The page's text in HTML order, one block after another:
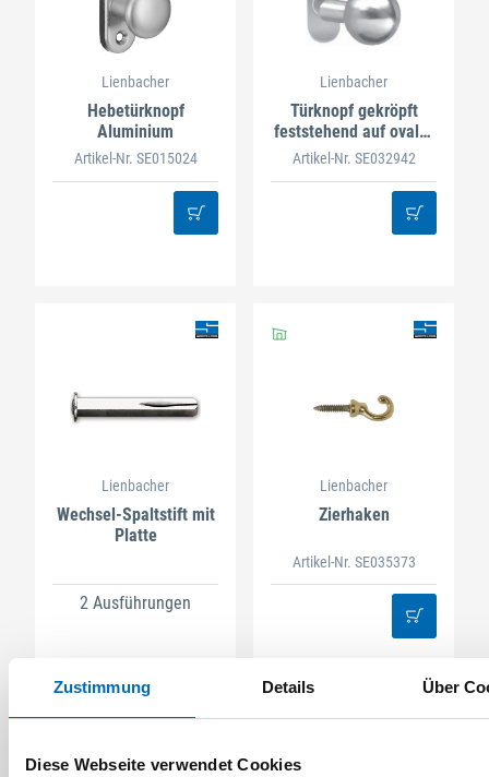
Zustimmung Details Über
Diese Webseite verwendet Cookies
Lienbacher
Hebetürknopf
Aluminium
Artikel-Nr. SE015024
Lienbacher
Türknopf gekröpft
feststehend auf ovaler
Rosette
Artikel-Nr. SE032942
Lienbacher
Wechsel-Spaltstift mit
Platte
2 Ausführungen
Lienbacher
Zierhaken
Artikel-Nr. SE035373